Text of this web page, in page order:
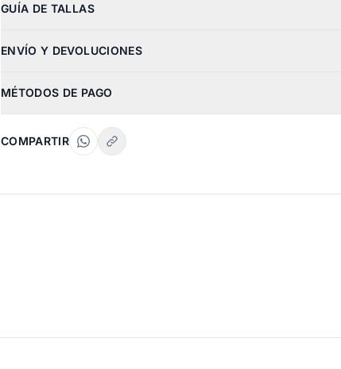
GUÍA DE TALLAS
ENVÍO Y DEVOLUCIONES
MÉTODOS DE PAGO
COMPARTIR